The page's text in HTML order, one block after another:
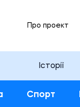
Про проект
Історії
Спорт